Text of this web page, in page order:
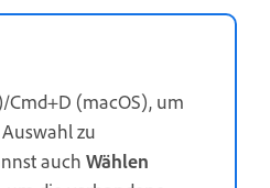
(macOS), um
zu
auch Wählen